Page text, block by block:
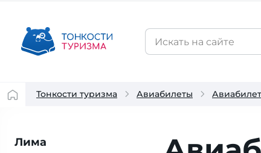
Тонкости туризма Авиабилеты
Лима